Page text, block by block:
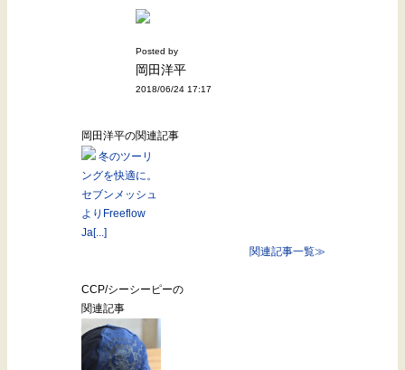
Posted by
岡田洋平
2018/06/24 17:17
岡田洋平の関連記事
冬のツーリ
ングを快適に。
セブンメッシュ
よりFreeflow
Ja[...]
関連記事一覧≫
CCP/シーシーピーの
関連記事